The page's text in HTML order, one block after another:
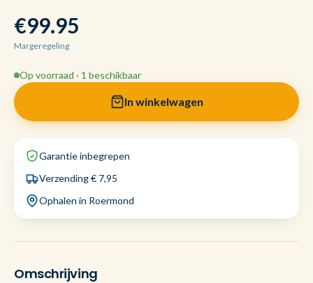
€99.95
Margeregeling
Op voorraad · 1 beschikbaar
In winkelwagen
Garantie inbegrepen
Verzending € 7,95
Ophalen in Roermond
Omschrijving